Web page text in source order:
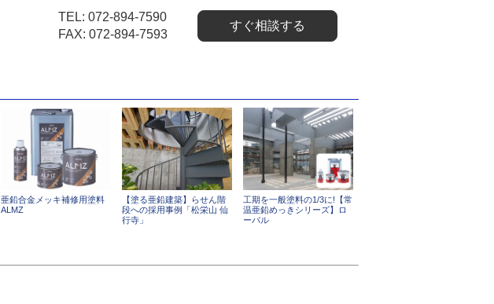
TEL: 072-894-7590
FAX: 072-894-7593
すぐ相談する
亜鉛合金メッキ補修用塗料
ALMZ
【塗る亜鉛建築】らせん階
段への採用事例「松栄山 仙
行寺」
工期を一般塗料の1/3に!【常
温亜鉛めっきシリーズ】ロ
ーバル